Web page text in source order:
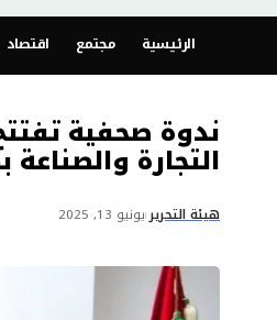
الرئيسية مجتمع اقتصاد
ندوة صحفية
التجارة والصناعة
هيئة التحرير يونيو 13, 2025